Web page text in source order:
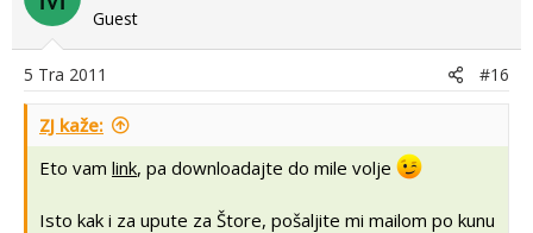
Guest
5 Tra 2011 #16
ZJ kaže:
Eto vam link, pa downloadajte do mile volje
Isto kak i za upute za Štore, pošaljite mi mailom po kunu